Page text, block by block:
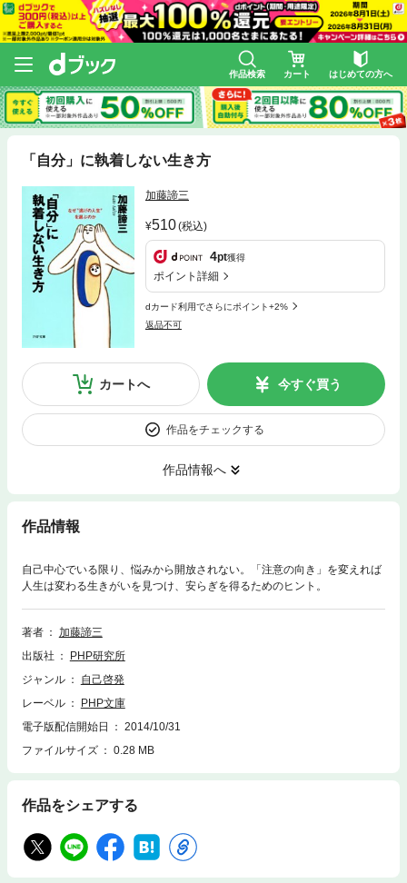
作品検索 カート はじめての方へ
「自分」に執着しない生き方
加藤諦三
510(税込)
4pt獲得
ポイント詳細
dカード利用でさらにポイント+2%
返品不可
カートへ 今すぐ買う
作品をチェックする
作品情報へ
作品情報
自己中心でいる限り、悩みから開放されない。「注意の向き」を変えれば
人生は変わる生きがいを見つけ、安らぎを得るためのヒント。
著者
加藤諦三
出版社
PHP研究所
ジャンル
自己啓発
レーベル
PHP文庫
電子版配信開始日
2014/10/31
ファイルサイズ
0.28 MB
作品をシェアする